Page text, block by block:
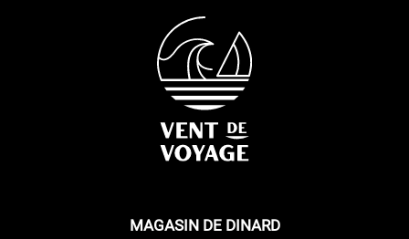
MAGASIN DE DINARD